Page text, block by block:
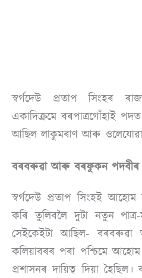
স্বৰ্গদেউ প্ৰতাপ সিংহৰ
একাদিক্ৰমে বৰপাত্ৰগোঁহাই
আছিল লাকুমৰাণ আৰু
বৰবৰুৱা আৰু বৰফুকন পদবীৰ
স্বৰ্গদেউ প্ৰতাপ সিংহই আহোম
কৰি তুলিবলৈ দুটা নতুন পাত্ৰ-
সেইকেইটা আছিল-
কলিয়াবৰৰ পৰা পশ্চিমে
প্ৰশাসনৰ দায়িত্ব দিয়া